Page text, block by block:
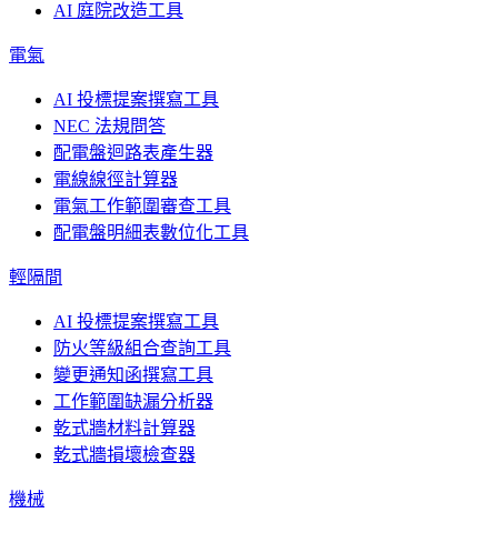
AI 庭院改造工具
電氣
AI 投標提案撰寫工具
NEC 法規問答
配電盤迴路表產生器
電線線徑計算器
電氣工作範圍審查工具
配電盤明細表數位化工具
輕隔間
AI 投標提案撰寫工具
防火等級組合查詢工具
變更通知函撰寫工具
工作範圍缺漏分析器
乾式牆材料計算器
乾式牆損壞檢查器
機械